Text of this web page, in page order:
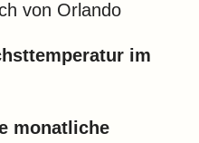
von Orlando
im
monatliche